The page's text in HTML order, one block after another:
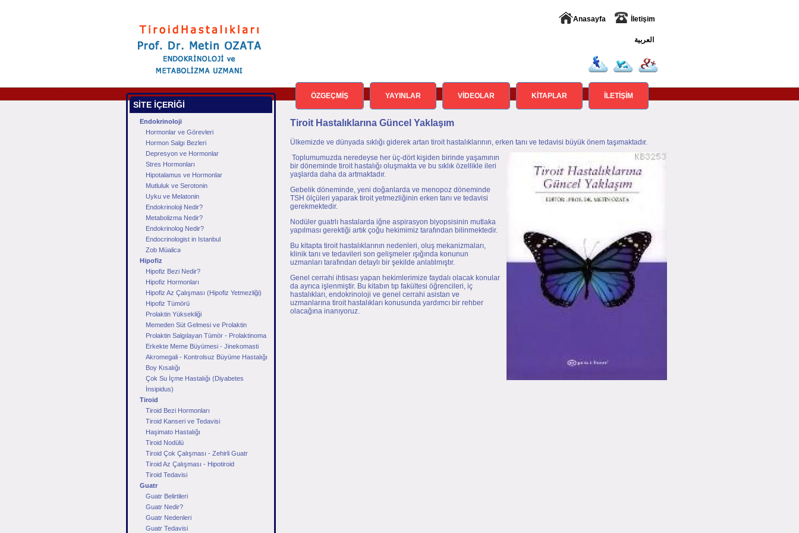
Anasayfa İletişim
العربية
ÖZGEÇMİŞ YAYINLAR VİDEOLAR KİTAPLAR İLETİŞİM
SİTE İÇERİĞİ
Endokrinoloji
Hormonlar ve Görevleri
Hormon Salgı Bezleri
Depresyon ve Hormonlar
Stres Hormonları
Hipotalamus ve Hormonlar
Mutluluk ve Serotonin
Uyku ve Melatonin
Endokrinoloji Nedir?
Metabolizma Nedir?
Endokrinolog Nedir?
Endocrinologist in Istanbul
Zob Müalicə
Hipofiz
Hipofiz Bezi Nedir?
Hipofiz Hormonları
Hipofiz Az Çalışması (Hipofiz Yetmezliği)
Hipofiz Tümörü
Prolaktin Yüksekliği
Memeden Süt Gelmesi ve Prolaktin
Prolaktin Salgılayan Tümör - Prolaktinoma
Erkekte Meme Büyümesi - Jinekomasti
Akromegali - Kontrolsuz Büyüme Hastalığı
Boy Kısalığı
Çok Su İçme Hastalığı (Diyabetes
İnsipidus)
Tiroid
Tiroid Bezi Hormonları
Tiroid Kanseri ve Tedavisi
Haşimato Hastalığı
Tiroid Nodülü
Tiroid Çok Çalışması - Zehirli Guatr
Tiroid Az Çalışması - Hipotiroid
Tiroid Tedavisi
Guatr
Guatr Belirtileri
Guatr Nedir?
Guatr Nedenleri
Guatr Tedavisi
Tiroit Hastalıklarına Güncel Yaklaşım
Ülkemizde ve dünyada sıklığı giderek artan tiroit hastalıklarının, erken tanı ve tedavisi büyük önem taşımaktadır.
Toplumumuzda neredeyse her üç-dört kişiden birinde yaşamının
bir döneminde tiroit hastalığı oluşmakta ve bu sıklık özellikle ileri
yaşlarda daha da artmaktadır.
Gebelik döneminde, yeni doğanlarda ve menopoz döneminde
TSH ölçüleri yaparak tiroit yetmezliğinin erken tanı ve tedavisi
gerekmektedir.
Nodüler guatrlı hastalarda iğne aspirasyon biyopsisinin mutlaka
yapılması gerektiği artık çoğu hekimimiz tarafından bilinmektedir.
Bu kitapta tiroit hastalıklarının nedenleri, oluş mekanizmaları,
klinik tanı ve tedavileri son gelişmeler ışığında konunun
uzmanları tarafından detaylı bir şekilde anlatılmıştır.
Genel cerrahi ihtisası yapan hekimlerimize faydalı olacak konular
da ayrıca işlenmiştir. Bu kitabın tıp fakültesi öğrencileri, iç
hastalıkları, endokrinoloji ve genel cerrahi asistan ve
uzmanlarına tiroit hastalıkları konusunda yardımcı bir rehber
olacağına inanıyoruz.